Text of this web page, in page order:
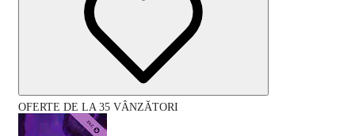
OFERTE DE LA 35 VÂNZĂTORI